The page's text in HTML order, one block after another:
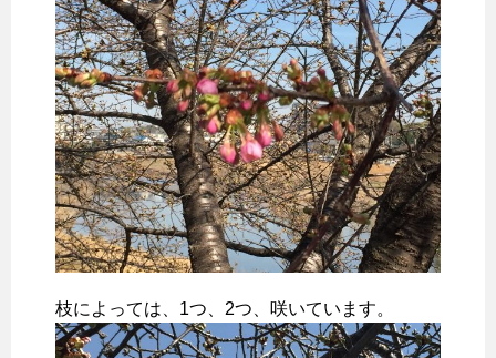
枝によっては、1つ、2つ、咲いています。